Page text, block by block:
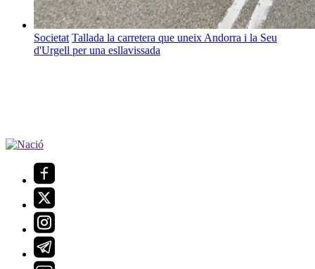
Societat Tallada la carretera que uneix Andorra i la Seu
d'Urgell per una esllavissada